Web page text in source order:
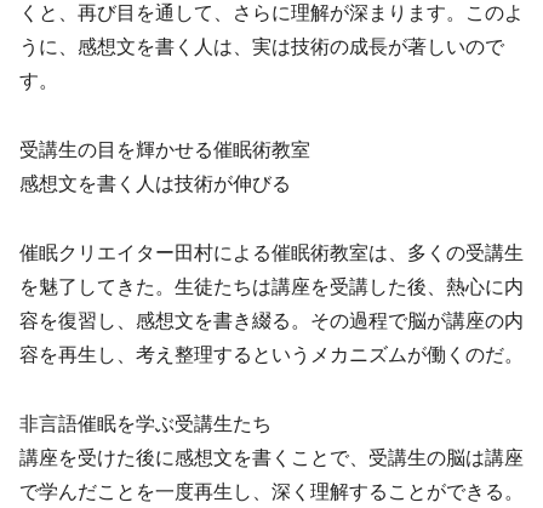
くと、再び目を通して、さらに理解が深まります。このよ
うに、感想文を書く人は、実は技術の成長が著しいので
す。
受講生の目を輝かせる催眠術教室
感想文を書く人は技術が伸びる
催眠クリエイター田村による催眠術教室は、多くの受講生
を魅了してきた。生徒たちは講座を受講した後、熱心に内
容を復習し、感想文を書き綴る。その過程で脳が講座の内
容を再生し、考え整理するというメカニズムが働くのだ。
非言語催眠を学ぶ受講生たち
講座を受けた後に感想文を書くことで、受講生の脳は講座
で学んだことを一度再生し、深く理解することができる。